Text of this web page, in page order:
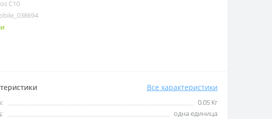
C10
Все характеристики
0.05 Кг
одна единица